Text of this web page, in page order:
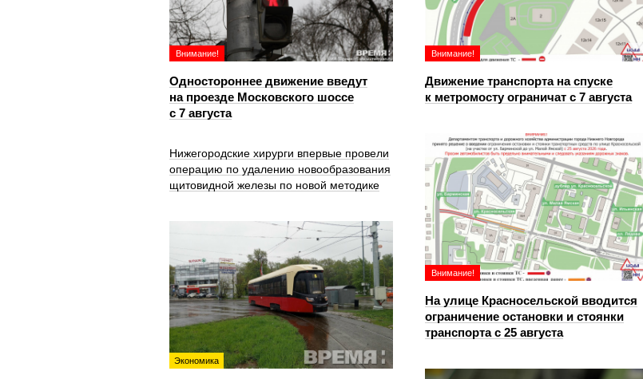
Внимание!
Одностороннее движение введут
на проезде Московского шоссе
с 7 августа
Внимание!
Движение транспорта на спуске
к метромосту ограничат с 7 августа
Внимание!
На улице Красносельской вводится
ограничение остановки и стоянки
транспорта с 25 августа
Нижегородские хирурги впервые провели
операцию по удалению новообразования
щитовидной железы по новой методике
Экономика